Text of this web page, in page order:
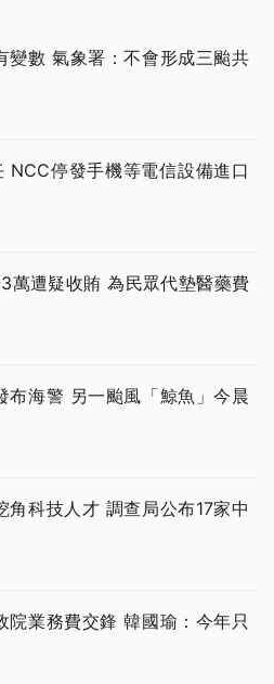
變數 氣象署：不會形成三颱共
NCC停發手機等電信設備進口
萬遭疑收賄 為民眾代墊醫藥費
布海警 另一颱風「鯨魚」今晨
角科技人才 調查局公布17家中
院業務費交鋒 韓國瑜：今年只